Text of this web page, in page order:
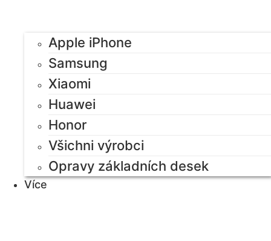
Apple iPhone
Samsung
Xiaomi
Huawei
Honor
Všichni výrobci
Opravy základních desek
Více